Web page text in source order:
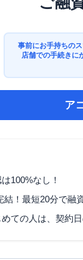
事前にお手持ちの
店舗での手続きに
ア
100%なし！
結！最短20分で融
ての人は、契約